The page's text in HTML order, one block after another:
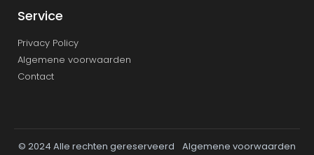
Service
Privacy Policy
Algemene voorwaarden
Contact
© 2024 Alle rechten gereserveerd
Algemene voorwaarden